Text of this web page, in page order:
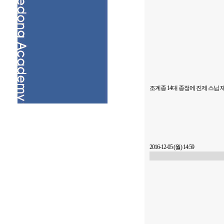
조계종 14대 종정에 진제 스님
2016-12-05 (월) 14:59